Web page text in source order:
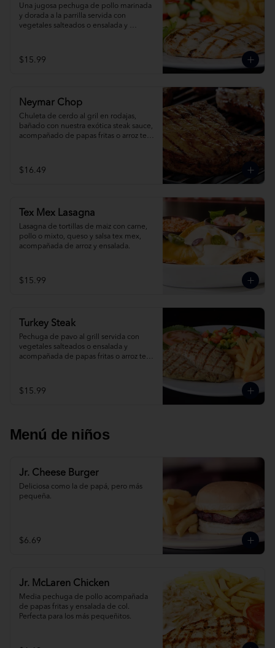
Una jugosa pechuga de pollo marinada
y dorada a la parrilla servida con
vegetales salteados o ensalada y
$15.99
Neymar Chop
Chuleta de cerdo al gril en rodajas,
bañado con nuestra exótica steak sauce,
acompañado de papas fritas o arroz tex
$16.49
Tex Mex Lasagna
Lasagna de tortillas de maiz con carne,
pollo o mixto, queso y salsa tex mex,
acompañada de arroz y ensalada.
$15.99
Turkey Steak
Pechuga de pavo al grill servida con
vegetales salteados o ensalada y
acompañada de papas fritas o arroz tex
$15.99
Menú de niños
Jr. Cheese Burger
Deliciosa como la de papá, pero más
pequeña.
$6.69
Jr. McLaren Chicken
Media pechuga de pollo acompañada
de papas fritas y ensalada de col.
Perfecta para los más pequeñitos.